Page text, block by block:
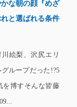
な朝の顔『めざ
と選ばれる条件
川絵梨、沢尻エリ
ループだった!?5
を博すそんな皆藤